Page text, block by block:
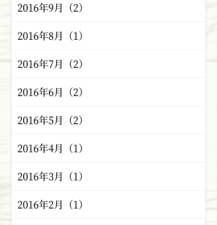
2016年9月（2）
2016年8月（1）
2016年7月（2）
2016年6月（2）
2016年5月（2）
2016年4月（1）
2016年3月（1）
2016年2月（1）